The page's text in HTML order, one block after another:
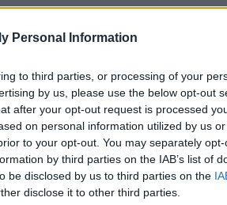
Personal Information
to third parties, or processing of your
by us, please use the below opt-out
after your opt-out request is processed
on personal information utilized by us
to your opt-out. You may separately
by third parties on the IAB’s list of
be disclosed by us to third parties on the
disclose it to other third parties.
οποίο οι χώροι γίνονται
και πώς το κτιστό
δεν αφορά μόνο την
τον
δεν αντιμετωπίζεται ως